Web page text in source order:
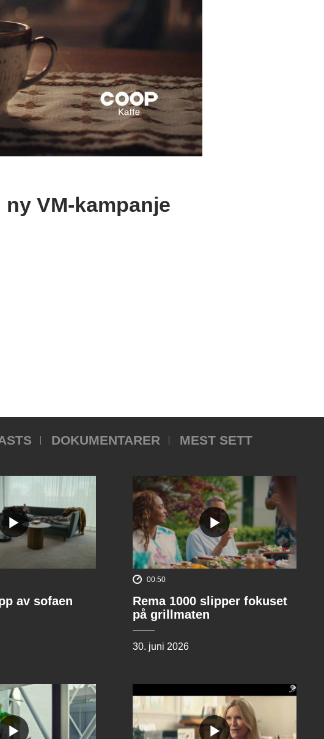
VM-kampanje
DOKUMENTARER MEST SETT
av sofaen
00:50
Rema 1000 slipper fokuset
på grillmaten
30. juni 2026